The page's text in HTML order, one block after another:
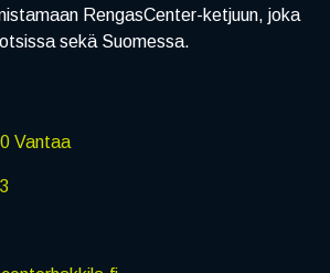
RengasCenter-ketjuun, joka
sekä Suomessa.
Vantaa